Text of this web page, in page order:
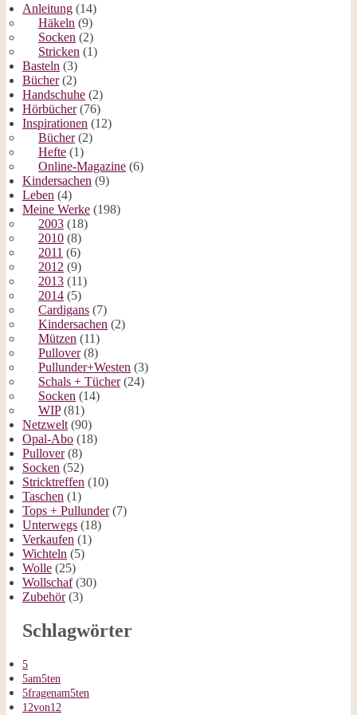
Anleitung (14)
Häkeln (9)
Socken (2)
Stricken (1)
Basteln (3)
Bücher(2)
Handschuhe (2)
Hörbücher(76)
Inspirationen (12)
Bücher(2)
Hefte (1)
Online-Magazine (6)
Kindersachen (9)
Leben (4)
Meine Werke (198)
2003 (18)
2010 (8)
2011 (6)
2012 (9)
2013 (11)
2014 (5)
Cardigans (7)
Kindersachen (2)
Mützen (11)
Pullover(8)
Pullunder+Westen (3)
Schals + Tücher(24)
Socken (14)
WIP(81)
Netzwelt (90)
Opal-Abo (18)
Pullover(8)
Socken (52)
Stricktreffen (10)
Taschen (1)
Tops + Pullunder(7)
Unterwegs (18)
Verkaufen (1)
Wichteln (5)
Wolle (25)
Wollschaf(30)
Zubehör(3)
Schlagwörter
5
5am5ten
5fragenam5ten
12von12